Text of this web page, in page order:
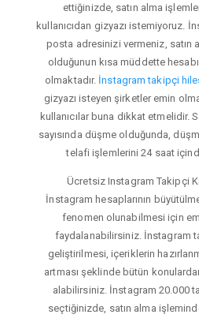
ettiğinizde, satın alma
kullanıcıdan gizyazı istemiyoruz.
posta adresinizi vermeniz, satın
olduğunun kısa müddette
olmaktadır. İnstagram takipçi
gizyazı isteyen şirketler emin
kullanıcılar buna dikkat etmelidir.
sayısında düşme olduğunda,
telafi işlemlerini 24 saat
Ücretsiz Instagram Takipçi
İnstagram hesaplarının
fenomen olunabilmesi için
faydalanabilirsiniz. İnstagram
geliştirilmesi, içeriklerin
artması şeklinde bütün
alabilirsiniz. İnstagram 20.000
seçtiğinizde, satın alma